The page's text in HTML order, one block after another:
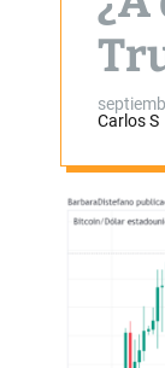
Carlos S